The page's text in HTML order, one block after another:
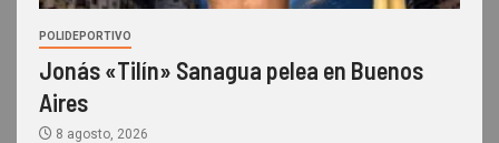
POLIDEPORTIVO
Jonás «Tilín» Sanagua pelea en Buenos
Aires
8 agosto, 2026